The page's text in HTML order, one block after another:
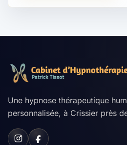
Une hypnose thérapeutique
personnalisée, à Crissier près